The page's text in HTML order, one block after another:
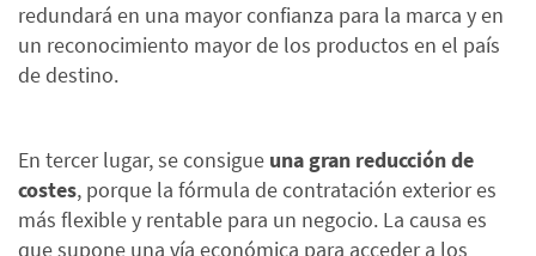
redundará en una mayor confianza para la marca y en
un reconocimiento mayor de los productos en el país
de destino.
En tercer lugar, se consigue una gran reducción de
costes, porque la fórmula de contratación exterior es
más flexible y rentable para un negocio. La causa es
que supone una vía económica para acceder a los